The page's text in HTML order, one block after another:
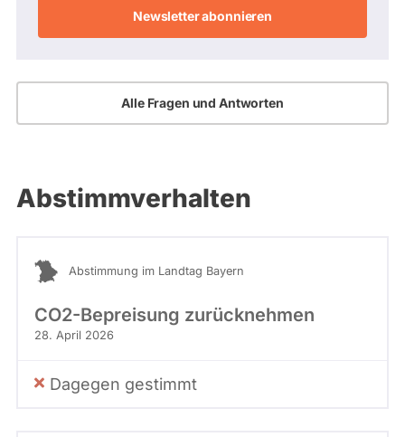
Alle Fragen und Antworten
Abstimmverhalten
Abstimmung im Landtag Bayern
CO2-Bepreisung zurücknehmen
28. April 2026
Dagegen gestimmt